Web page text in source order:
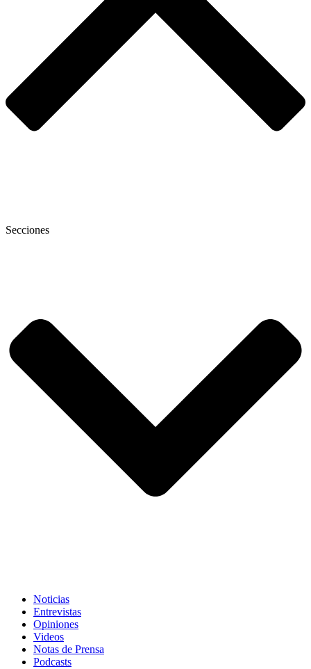
Secciones
Noticias
Entrevistas
Opiniones
Videos
Notas de Prensa
Podcasts